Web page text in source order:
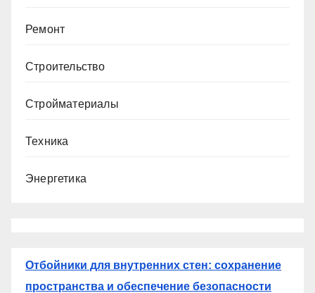
Ремонт
Строительство
Стройматериалы
Техника
Энергетика
Отбойники для внутренних стен: сохранение
пространства и обеспечение безопасности